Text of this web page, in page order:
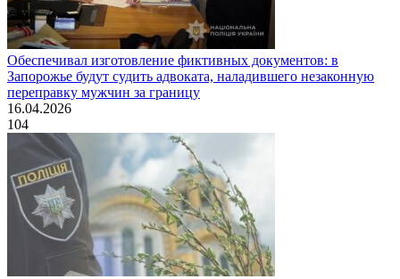
Обеспечивал изготовление фиктивных документов: в
Запорожье будут судить адвоката, наладившего незаконную
переправку мужчин за границу
16.04.2026
104